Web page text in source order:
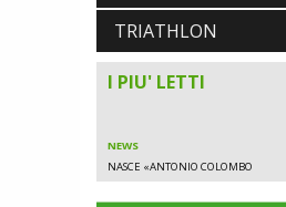
TRIATHLON
I PIU' LETTI
IBF DEBUTTA IL PREMIO ITALIANO
DELL'INNOVAZIONE NEL CICLISMO
NASCE «ANTONIO COLOMBO
INNOVATION & DESIGN AWARD»: A
IBF DEBUTTA IL PREMIO ITALIANO